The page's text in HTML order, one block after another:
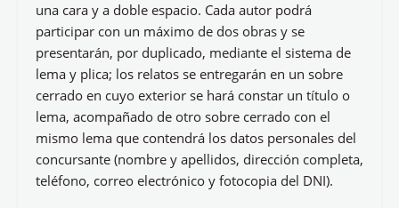
una cara y a doble espacio. Cada autor podrá
participar con un máximo de dos obras y se
presentarán, por duplicado, mediante el sistema de
lema y plica; los relatos se entregarán en un sobre
cerrado en cuyo exterior se hará constar un título o
lema, acompañado de otro sobre cerrado con el
mismo lema que contendrá los datos personales del
concursante (nombre y apellidos, dirección completa,
teléfono, correo electrónico y fotocopia del DNI).